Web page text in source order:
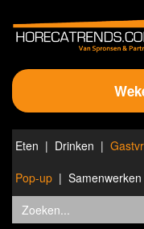
Eten Drinken
Pop-up
Samenwerken